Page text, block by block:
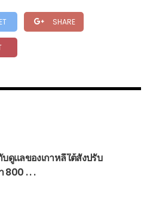
SHARE
ดูแลของเกาหลีใต้สั่งปรับ
800 . . .